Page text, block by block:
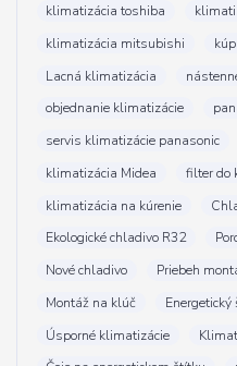
klimatizácia toshiba
klimatizácia mitsubishi
Lacná klimatizácia
objednanie klimatizácie
servis klimatizácie panasonic
klimatizácia Midea
filter do
klimatizácia na kúrenie
Ekologické chladivo R32
Nové chladivo
Priebeh
Montáž na klúč
Energetický
Úsporné klimatizácie